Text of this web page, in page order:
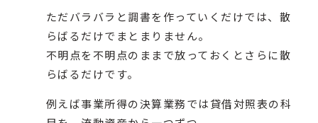
ただバラバラと調書を作っていくだけでは、散
らばるだけでまとまりません。
不明点を不明点のままで放っておくとさらに散
らばるだけです。
例えば事業所得の決算業務では貸借対照表の科